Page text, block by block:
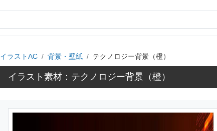
イラストAC 背景・壁紙 テクノロジー背景（橙）
イラスト素材：テクノロジー背景（橙）